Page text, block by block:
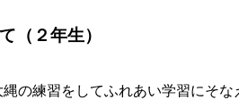
（２年生）
の練習をしてふれあい学習にそな